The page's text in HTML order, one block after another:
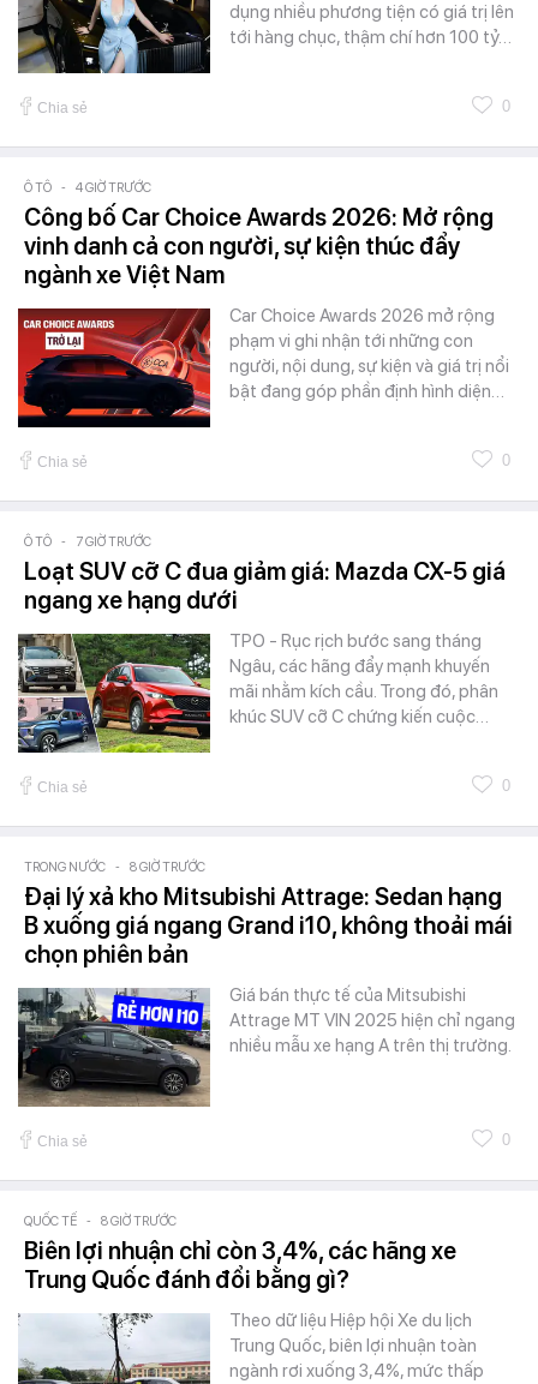
dụng nhiều phương tiện có giá trị lên
tới hàng chục, thậm chí hơn 100 tỷ…
Chia sẻ 0
Ô TÔ - 4 GIỜ TRƯỚC
Công bố Car Choice Awards 2026: Mở rộng
vinh danh cả con người, sự kiện thúc đẩy
ngành xe Việt Nam
Car Choice Awards 2026 mở rộng
phạm vi ghi nhận tới những con
người, nội dung, sự kiện và giá trị nổi
bật đang góp phần định hình diện…
Chia sẻ 0
Ô TÔ - 7 GIỜ TRƯỚC
Loạt SUV cỡ C đua giảm giá: Mazda CX-5 giá
ngang xe hạng dưới
TPO - Rục rịch bước sang tháng
Ngâu, các hãng đẩy mạnh khuyến
mãi nhằm kích cầu. Trong đó, phân
khúc SUV cỡ C chứng kiến cuộc…
Chia sẻ 0
TRONG NƯỚC - 8 GIỜ TRƯỚC
Đại lý xả kho Mitsubishi Attrage: Sedan hạng
B xuống giá ngang Grand i10, không thoải mái
chọn phiên bản
Giá bán thực tế của Mitsubishi
Attrage MT VIN 2025 hiện chỉ ngang
nhiều mẫu xe hạng A trên thị trường.
Chia sẻ 0
QUỐC TẾ - 8 GIỜ TRƯỚC
Biên lợi nhuận chỉ còn 3,4%, các hãng xe
Trung Quốc đánh đổi bằng gì?
Theo dữ liệu Hiệp hội Xe du lịch
Trung Quốc, biên lợi nhuận toàn
ngành rơi xuống 3,4%, mức thấp